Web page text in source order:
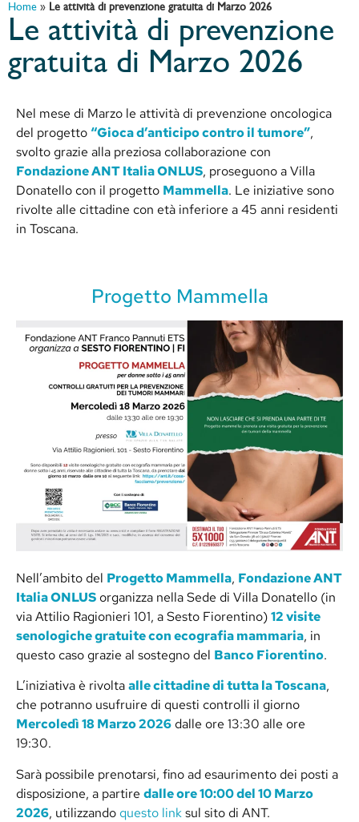
Home » Le attività di prevenzione gratuita di Marzo 2026
Le attività di prevenzione
gratuita di Marzo 2026
Nel mese di Marzo le attività di prevenzione oncologica
del progetto“Gioca d’anticipo contro il tumore”,
svolto grazie alla preziosa collaborazione con
Fondazione ANT Italia ONLUS, proseguono a Villa
Donatello con il progetto Mammella. Le iniziative sono
rivolte alle cittadine con età inferiore a 45 anni residenti
in Toscana.
Progetto Mammella
Nell’ambito del Progetto Mammella, Fondazione ANT
Italia ONLUSorganizza nella Sede di Villa Donatello (in
via Attilio Ragionieri 101, a Sesto Fiorentino)12 visite
senologiche gratuite con ecografia mammaria, in
questo caso grazie al sostegno del Banco Fiorentino.
L’iniziativa è rivoltaalle cittadine di tutta la Toscana,
che potranno usufruire di questi controlli il giorno
Mercoledì 18 Marzo 2026dalle ore 13:30 alle ore
19:30.
Sarà possibile prenotarsi, fino ad esaurimento dei posti a
disposizione, a partire dalle ore 10:00 del 10 Marzo
2026, utilizzandoquesto linksul sito di ANT.